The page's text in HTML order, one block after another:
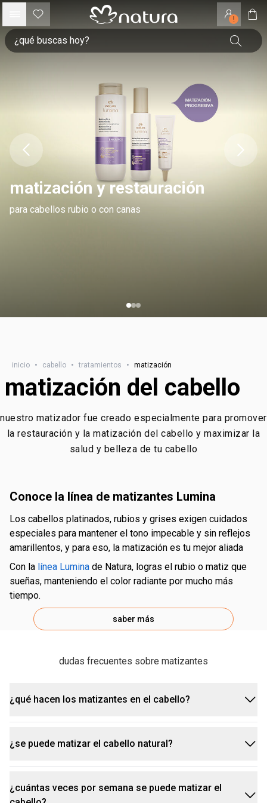
!
matización y restauración
para cabellos rubio o con canas
inicio • cabello • tratamientos • matización
matización del cabello
nuestro matizador fue creado especialmente para promover
la restauración y la matización del cabello y maximizar la
salud y belleza de tu cabello
conoce la línea de matizantes Lumina
los cabellos platinados, rubios y grises exigen cuidados
especiales para mantener el tono impecable y sin reflejos
amarillentos, y para eso, la matización es tu mejor aliada
con la línea Lumina de Natura, logras el rubio o matiz que
sueñas, manteniendo el color radiante por mucho más
tiempo.
saber más
dudas frecuentes sobre matizantes
¿qué hacen los matizantes en el cabello?
la matización neutraliza los tonos amarillentos o
anaranjados indeseados que pueden surgir con el
cabello
¿se puede matizar el cabello natural?
sí, quien tiene cabello rubio natural, gris o castaño
¿cuántas veces por semana se puede matizar el